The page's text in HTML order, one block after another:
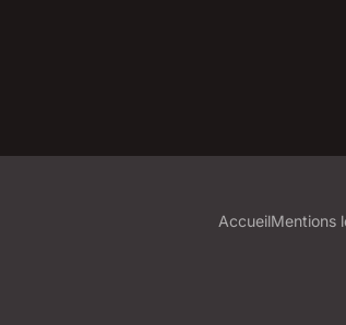
AccueilMentions